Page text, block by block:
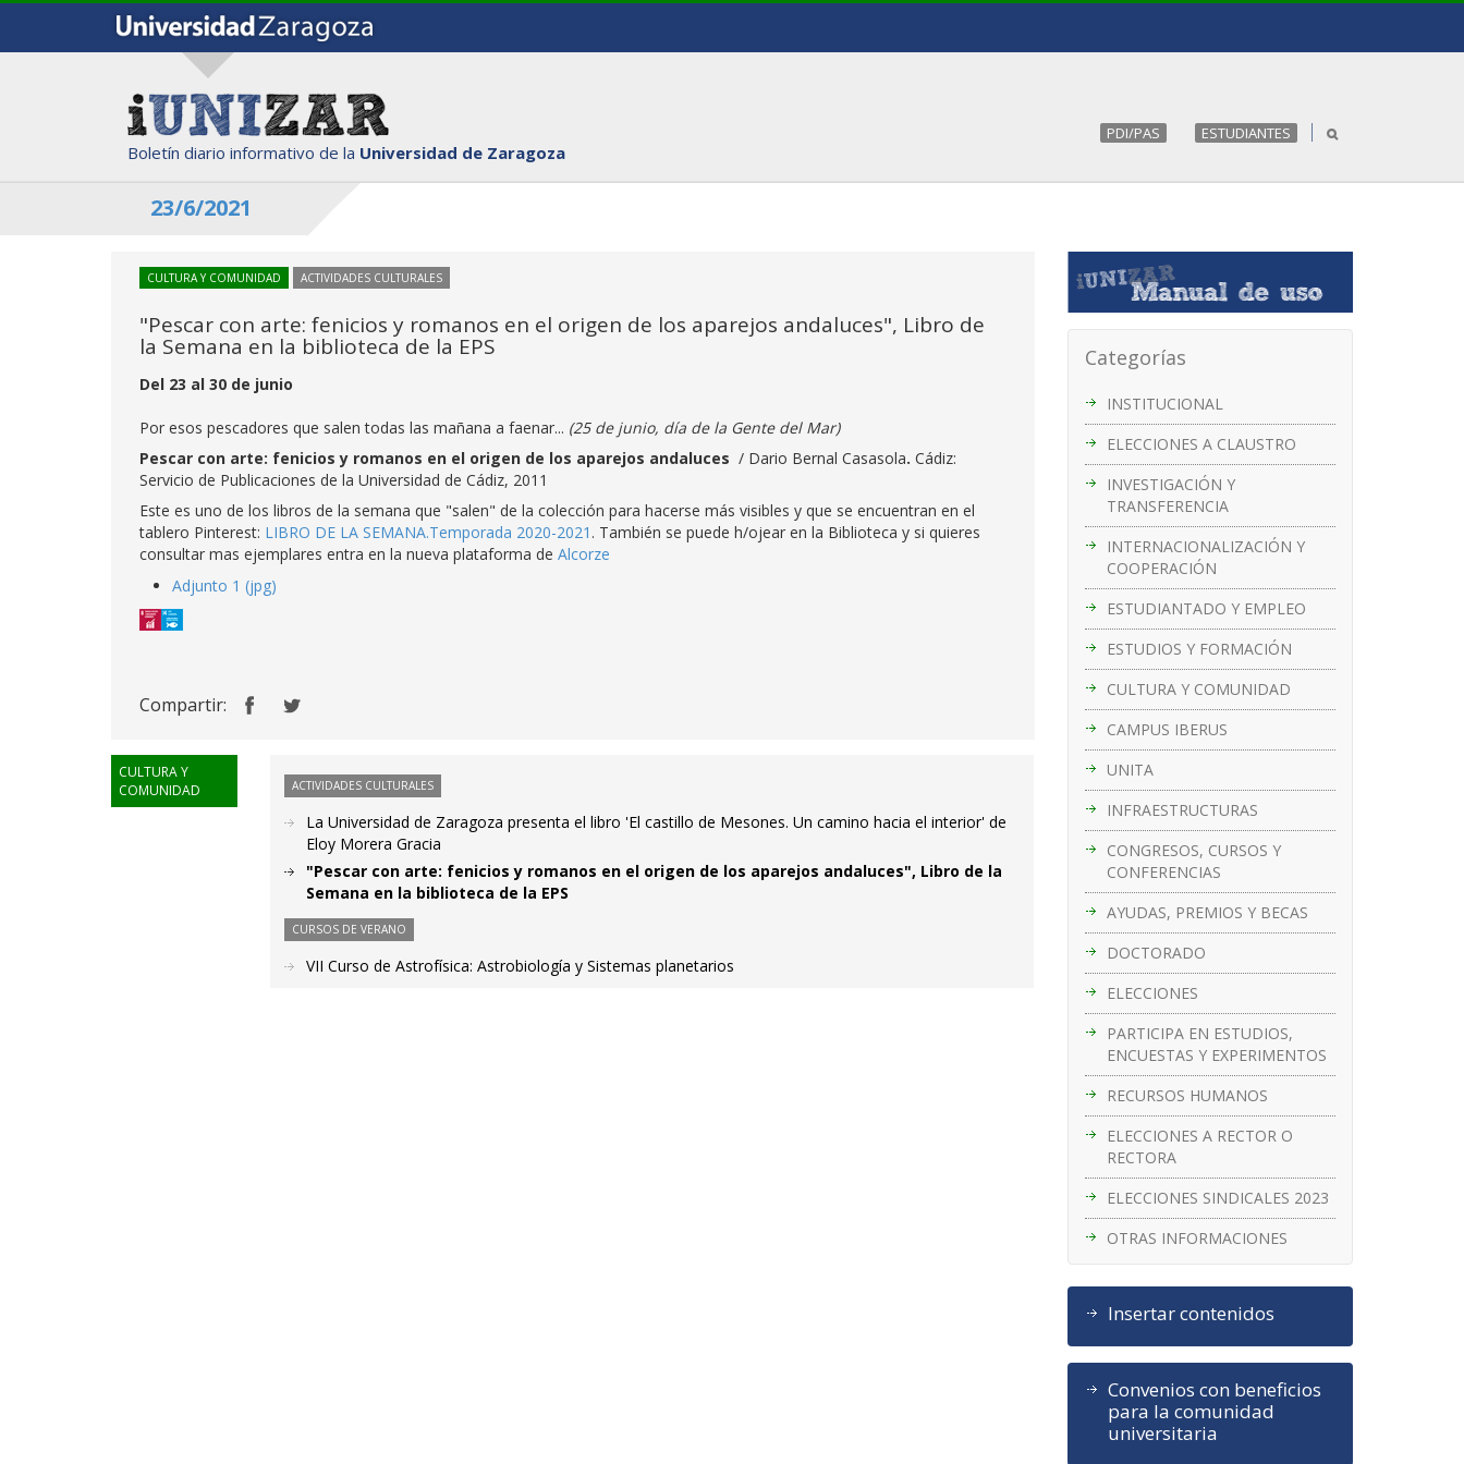
Boletín diario informativo de la Universidad de Zaragoza
PDI/PAS ESTUDIANTES
23/6/2021
Categorías
INSTITUCIONAL
ELECCIONES A CLAUSTRO
INVESTIGACIÓN Y
TRANSFERENCIA
INTERNACIONALIZACIÓN Y
COOPERACIÓN
ESTUDIANTADO Y EMPLEO
ESTUDIOS Y FORMACIÓN
CULTURA Y COMUNIDAD
CAMPUS IBERUS
UNITA
INFRAESTRUCTURAS
CONGRESOS, CURSOS Y
CONFERENCIAS
AYUDAS, PREMIOS Y BECAS
DOCTORADO
ELECCIONES
PARTICIPA EN ESTUDIOS,
ENCUESTAS Y EXPERIMENTOS
RECURSOS HUMANOS
ELECCIONES A RECTOR O
RECTORA
ELECCIONES SINDICALES 2023
OTRAS INFORMACIONES
Insertar contenidos
Convenios con beneficios
para la comunidad
universitaria
CULTURA Y COMUNIDAD ACTIVIDADES CULTURALES
"Pescar con arte: fenicios y romanos en el origen de los aparejos andaluces", Libro de
la Semana en la biblioteca de la EPS
Del 23 al 30 de junio
Por esos pescadores que salen todas las mañana a faenar... (25 de junio, día de la Gente del Mar)
Pescar con arte: fenicios y romanos en el origen de los aparejos andaluces / Dario Bernal Casasola. Cádiz:
Servicio de Publicaciones de la Universidad de Cádiz, 2011
Este es uno de los libros de la semana que "salen" de la colección para hacerse más visibles y que se encuentran en el
tablero Pinterest: LIBRO DE LA SEMANA.Temporada 2020-2021 . También se puede h/ojear en la Biblioteca y si quieres
consultar mas ejemplares entra en la nueva plataforma de Alcorze
Adjunto 1 (jpg)
Compartir:
CULTURA Y
COMUNIDAD
ACTIVIDADES CULTURALES
La Universidad de Zaragoza presenta el libro 'El castillo de Mesones. Un camino hacia el interior' de
Eloy Morera Gracia
"Pescar con arte: fenicios y romanos en el origen de los aparejos andaluces", Libro de la
Semana en la biblioteca de la EPS
CURSOS DE VERANO
VII Curso de Astrofísica: Astrobiología y Sistemas planetarios